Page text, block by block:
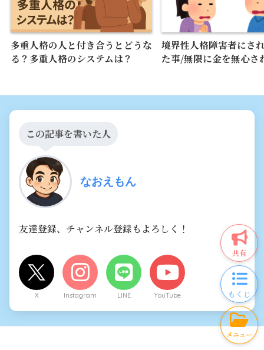
共有
もくじ
多重人格の人と付き合うとどうな
る？多重人格のシステムは？
境界性人格障害者にさ
た事/無限に金を無心さ
この記事を書いた人
なおえもん
友達登録、チャンネル登録もよろしく！
X Instagram LINE YouTube
メニュー